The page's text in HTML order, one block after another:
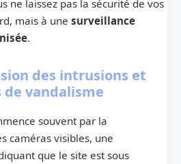
ne laissez pas la sécurité de vos
mais à une surveillance
.
des intrusions et
de vandalisme
souvent par la
caméras visibles, une
que le site est sous